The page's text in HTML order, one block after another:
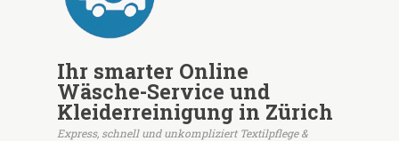
Ihr smarter Online
Wäsche-Service und
Kleiderreinigung in Zürich
Express, schnell und unkompliziert Textilpflege &